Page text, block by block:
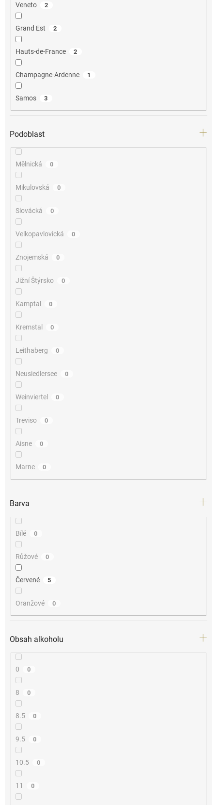
Veneto 2
Grand Est 2
Hauts-de-France 2
Champagne-Ardenne 1
Samos 3
Podoblast
Mělnická 0
Mikulovská 0
Slovácká 0
Velkopavlovická 0
Znojemská 0
Jižní Štýrsko 0
Kamptal 0
Kremstal 0
Leithaberg 0
Neusiedlersee 0
Weinviertel 0
Treviso 0
Aisne 0
Marne 0
Barva
Bílé 0
Růžové 0
Červené 5
Oranžové 0
Obsah alkoholu
0 0
8 0
8.5 0
9.5 0
10.5 0
11 0